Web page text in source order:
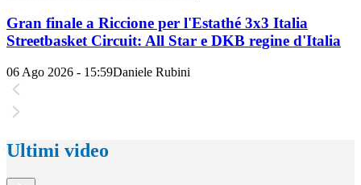
Gran finale a Riccione per l'Estathé 3x3 Italia
Streetbasket Circuit: All Star e DKB regine d'Italia
06 Ago 2026 - 15:59Daniele Rubini
Ultimi video